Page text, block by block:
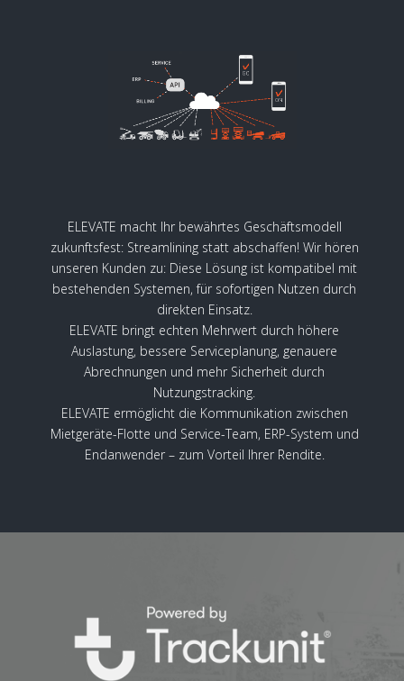
ELEVATE macht Ihr bewährtes Geschäftsmodell
zukunftsfest: Streamlining statt abschaffen! Wir hören
unseren Kunden zu: Diese Lösung ist kompatibel mit
bestehenden Systemen, für sofortigen Nutzen durch
direkten Einsatz.
ELEVATE bringt echten Mehrwert durch höhere
Auslastung, bessere Serviceplanung, genauere
Abrechnungen und mehr Sicherheit durch
Nutzungstracking.
ELEVATE ermöglicht die Kommunikation zwischen
Mietgeräte-Flotte und Service-Team, ERP-System und
Endanwender – zum Vorteil Ihrer Rendite.